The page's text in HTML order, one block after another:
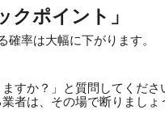
クポイント」
率は大幅に下がります。
すか？」と質問してくだ
者は、その場で断りましょ